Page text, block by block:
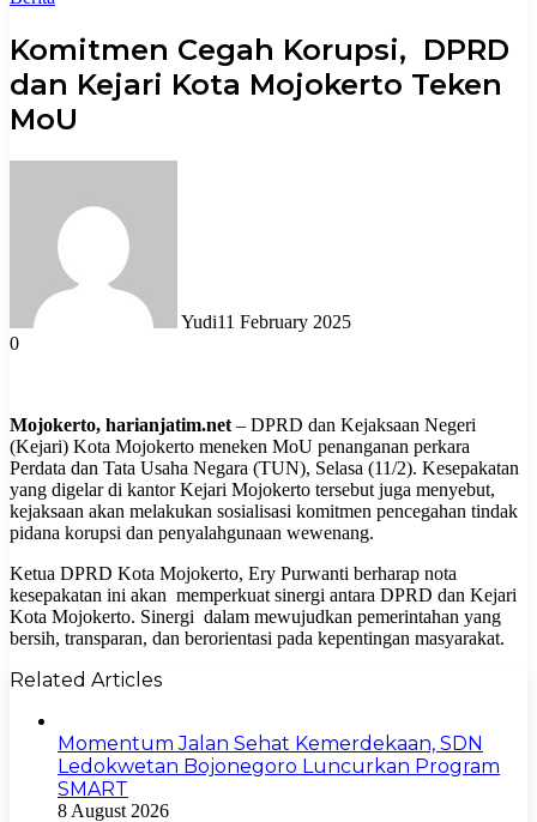
Komitmen Cegah Korupsi, DPRD
dan Kejari Kota Mojokerto Teken
MoU
Yudi11 February 2025
0
Mojokerto, harianjatim.net – DPRD dan Kejaksaan Negeri
(Kejari) Kota Mojokerto meneken MoU penanganan perkara
Perdata dan Tata Usaha Negara (TUN), Selasa (11/2). Kesepakatan
yang digelar di kantor Kejari Mojokerto tersebut juga menyebut,
kejaksaan akan melakukan sosialisasi komitmen pencegahan tindak
pidana korupsi dan penyalahgunaan wewenang.
Ketua DPRD Kota Mojokerto, Ery Purwanti berharap nota
kesepakatan ini akan memperkuat sinergi antara DPRD dan Kejari
Kota Mojokerto. Sinergi dalam mewujudkan pemerintahan yang
bersih, transparan, dan berorientasi pada kepentingan masyarakat.
Related Articles
Momentum Jalan Sehat Kemerdekaan, SDN
Ledokwetan Bojonegoro Luncurkan Program
SMART
8 August 2026